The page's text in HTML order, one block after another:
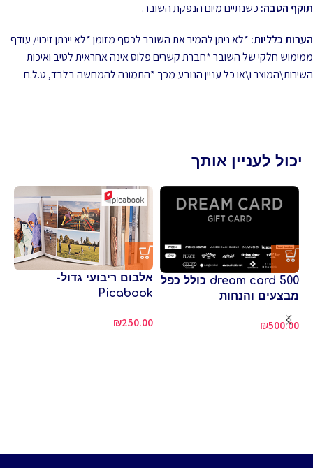
תוקף הטבה: כשנתיים מיום הנפקת השובר.
הערות כלליות: *לא ניתן להמיר את השובר לכסף מזומן *לא יינתן זיכוי/ עודף
ממימוש חלקי של השובר *חברת קשרים פלוס אינה אחראית לטיב ואיכות
השירות\המוצר ו\או כל עניין הנובע מכך *התמונה להמחשה בלבד, ט.ל.ח
יכול לעניין אותך
dream card 500 כולל כפל
מבצעים והנחות
₪500.00
אלבום ריבועי גדול-
Picabook
₪250.00